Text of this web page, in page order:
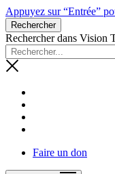
Appuyez sur “Entrée”
Rechercher
Rechercher dans Vision
Faire un don